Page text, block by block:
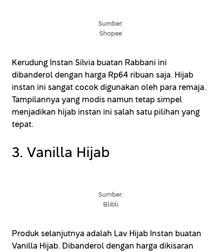
Sumber:
Shopee
Kerudung Instan Silvia buatan Rabbani ini
dibanderol dengan harga Rp64 ribuan saja. Hijab
instan ini sangat cocok digunakan oleh para remaja.
Tampilannya yang modis namun tetap simpel
menjadikan hijab instan ini salah satu pilihan yang
tepat.
3. Vanilla Hijab
Sumber:
Blibli
Produk selanjutnya adalah Lav Hijab Instan buatan
Vanilla Hijab. Dibanderol dengan harga dikisaran